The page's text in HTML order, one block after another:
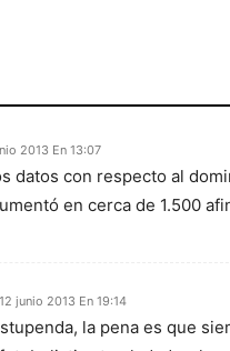
2013 En 13:07
datos con respecto al
en cerca de 1.500
12 junio 2013 En 19:14
la pena es que